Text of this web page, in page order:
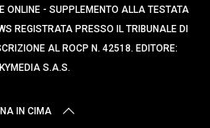
ONLINE - SUPPLEMENTO ALLA TESTATA
REGISTRATA PRESSO IL TRIBUNALE DI
AL ROCP N. 42518. EDITORE:
S.A.S.
IN CIMA